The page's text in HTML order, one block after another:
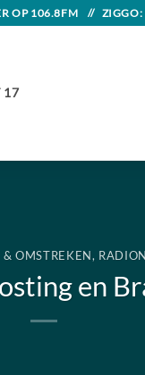
OP 106.8FM //
17
OMSTREKEN,
en